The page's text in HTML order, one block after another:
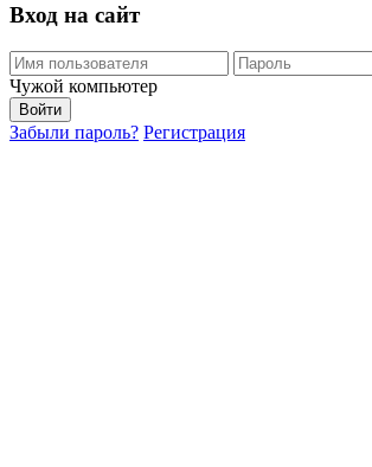
Вход на сайт
Чужой компьютер
Забыли пароль? Регистрация